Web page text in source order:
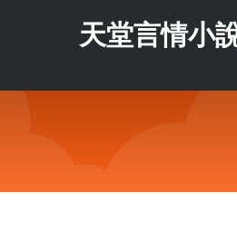
天堂言情小